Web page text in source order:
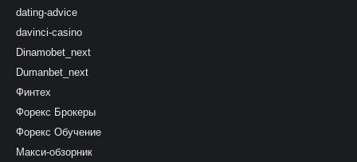
dating-advice
davinci-casino
Dinamobet_next
Dumanbet_next
Финтех
Форекс Брокеры
Форекс Обучение
Макси-обзорник